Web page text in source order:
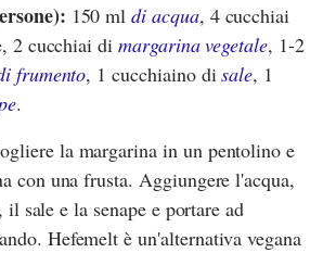
150 mldi acqua, 4 cucchiai
2 cucchiai dimargarina vegetale, 1-2
frumento, 1 cucchiaino disale, 1
.
la margarina in un pentolino e
con una frusta. Aggiungere l'acqua,
sale e la senape e portare ad
Hefemelt è un'alternativa vegana